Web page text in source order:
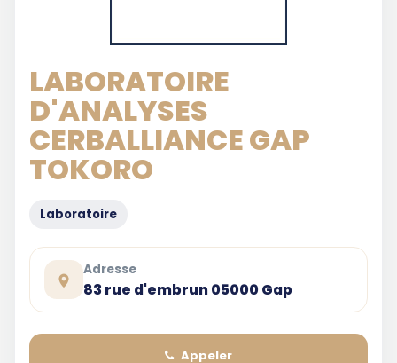
LABORATOIRE
D'ANALYSES
CERBALLIANCE GAP
TOKORO
Laboratoire
Adresse
83 rue d'embrun 05000 Gap
Appeler